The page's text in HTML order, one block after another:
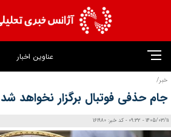
عناوین اخبار
خبر/
جام حذفی فوتبال برگزار نخواهد شد
1405/03/11 - 09:32 - کد خبر: 161980